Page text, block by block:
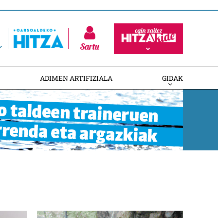
Sartu
ADIMEN ARTIFIZIALA GIDAK